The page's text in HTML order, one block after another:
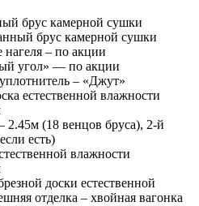
брус камерной сушки
брус камерной сушки
нагеля – по акции
угол» — по акции
– «Джут»
естественной влажности
(18 венцов бруса), 2-й
есть)
влажности
доски естественной
отделка – хвойная вагонка